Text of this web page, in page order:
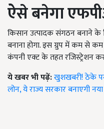
ऐसे बनेगा
किसान उत्पादक संगठन बनाने
बनाना होगा. इस ग्रुप में कम से
कंपनी एक्ट के तहत रजिस्ट्रेशन
ये खबर भी पढ़ें:खुशखबरी! ठेके
लोन, ये राज्य सरकार बनाएगी